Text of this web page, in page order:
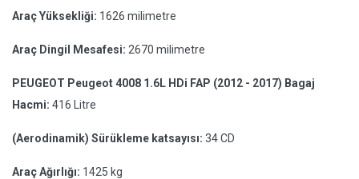
Araç Yüksekliği: 1626 milimetre
Araç Dingil Mesafesi: 2670 milimetre
PEUGEOT Peugeot 4008 1.6L HDi FAP (2012 - 2017) Bagaj
Hacmi: 416 Litre
(Aerodinamik) Sürükleme katsayısı: 34 CD
Araç Ağırlığı: 1425 kg